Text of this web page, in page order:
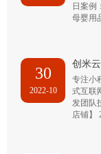
日案例
母婴用
30
2022-10
创米
专注小
式互联
发团队
店铺】